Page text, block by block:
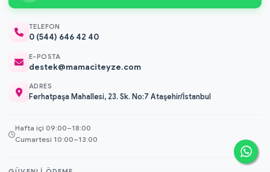
TELEFON
0 (544) 646 42 40
E-POSTA
destek@mamaciteyze.com
ADRES
Ferhatpaşa Mahallesi, 23. Sk. No:7 Ataşehir/İstanbul
Hafta içi 09:00–18:00
Cumartesi 10:00–13:00